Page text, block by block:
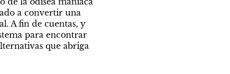
a convertir una
A fin de cuentas, y
para encontrar
que abriga